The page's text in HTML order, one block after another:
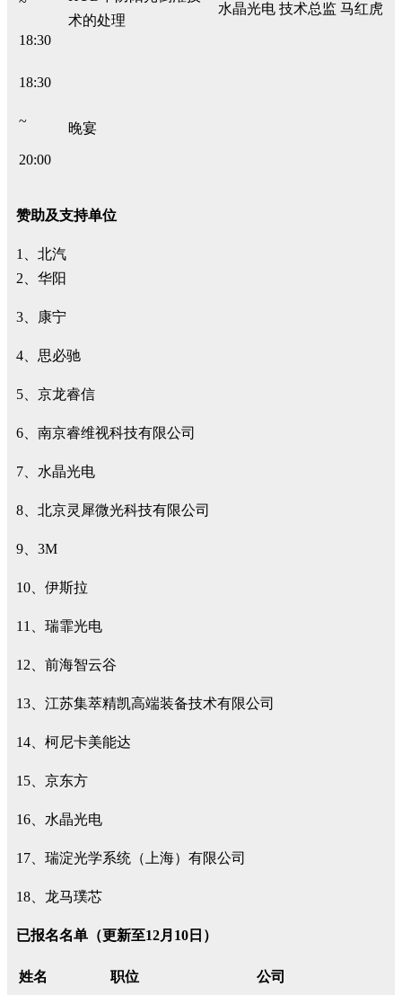
18:30
术的处理
水晶光电 技术总监 马红虎
18:30
~
20:00
晚宴
赞助及支持单位
1、北汽
2、华阳
3、康宁
4、思必驰
5、京龙睿信
6、南京睿维视科技有限公司
7、水晶光电
8、北京灵犀微光科技有限公司
9、3M
10、伊斯拉
11、瑞霏光电
12、前海智云谷
13、江苏集萃精凯高端装备技术有限公司
14、柯尼卡美能达
15、京东方
16、水晶光电
17、瑞淀光学系统（上海）有限公司
18、龙马璞芯
已报名名单（更新至12月10日）
姓名 职位
公司